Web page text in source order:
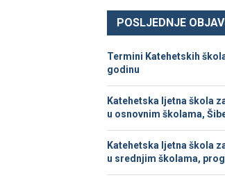
h
r
POSLJEDNJE
Termini Katehetskih
godinu
Katehetska ljetna škola
u osnovnim školama,
Katehetska ljetna škola
u srednjim školama,